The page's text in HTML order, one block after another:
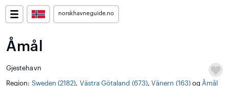
norskhavneguide.no
Åmål
Gjestehavn
Region: Sweden (2182), Västra Götaland (673),Vänern (163)og Åmål